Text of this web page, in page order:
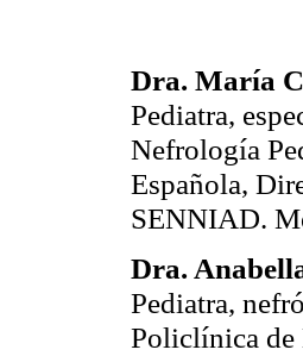
Dra. María
Pediatra,
Nefrología
Española,
SENNIAD.
Dra.
Pediatra,
Policlínica de